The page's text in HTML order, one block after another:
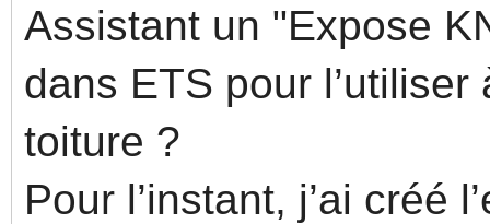
Assistant un "Expose
dans ETS pour
toiture ?
Pour l’instant, j’ai créé